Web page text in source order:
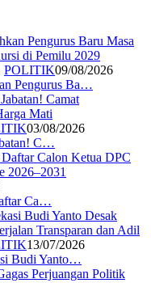
POLITIK09/08/2026
Pengurus Ba…
03/08/2026
C…
Ca…
13/07/2026
Budi Yanto…